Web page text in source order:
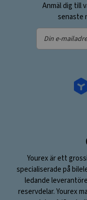
Anmäl dig till
senaste
Din
e-
Yourex är ett
specialiserade på
ledande
reservdelar. Yourex